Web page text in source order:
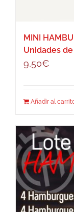
MINI
Unidades
9,50€
Añadir al